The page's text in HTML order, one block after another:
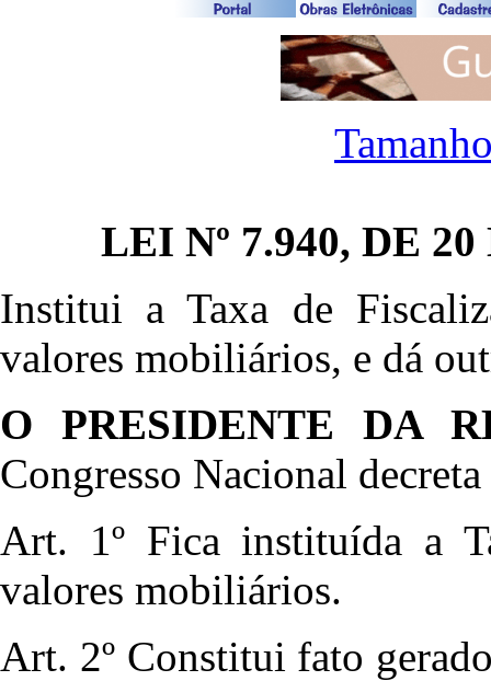
LEI Nº 7.940, DE
Institui a Taxa de
valores mobiliários, e dá
O PRESIDENTE DA
Congresso Nacional
Art. 1º Fica instituída a
valores mobiliários.
Art. 2º Constitui fato